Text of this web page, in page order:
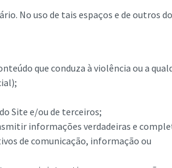
No uso de tais espaços e de outros do
que conduza à violência ou a
Site e/ou de terceiros;
informações verdadeiras e
de comunicação, informação ou